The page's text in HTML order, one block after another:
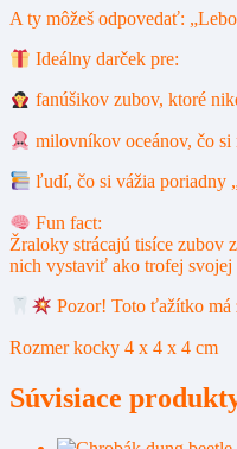
A ty môžeš odpovedať:
Ideálny darček pre:
fanúšikov zubov, ktoré
milovníkov oceánov, čo
ľudí, čo si vážia poriadny
Fun fact:
Žraloky strácajú tisíce zubov
nich vystaviť ako trofej svojej
Pozor! Toto ťažítko má
Rozmer kocky 4 x 4 x 4 cm
Súvisiace